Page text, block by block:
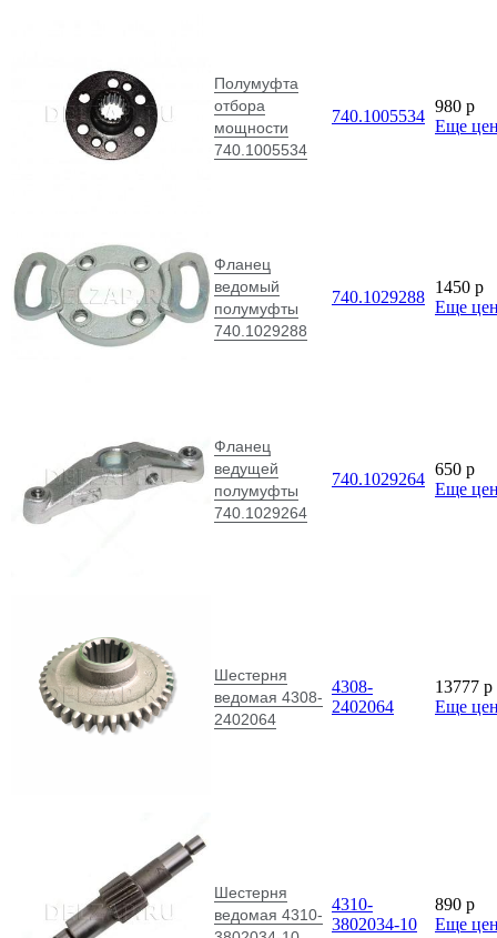
Полумуфта
отбора
мощности
740.1005534
740.1005534
980 p
Еще
Фланец
ведомый
полумуфты
740.1029288
740.1029288
1450 p
Еще
Фланец
ведущей
полумуфты
740.1029264
740.1029264
650 p
Еще
Шестерня
ведомая 4308-
2402064
4308-
2402064
13777 p
Еще
Шестерня
ведомая 4310-
4310-
3802034-10
890 p
Еще